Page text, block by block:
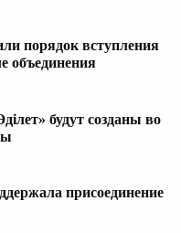
порядок вступления
объединения
будут созданы во
присоединение